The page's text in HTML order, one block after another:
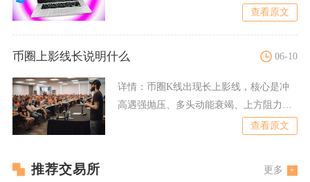
查看原文
币圈上影线长说明什么 06-10
详情： 币圈K线出现长上影线，核心是冲
高遇强抛压、多头动能衰竭、上方阻力沉
查看原文
推荐交易所 更多